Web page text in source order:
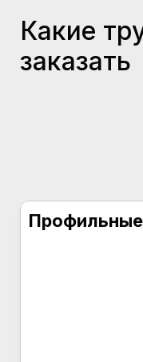
Какие
заказать